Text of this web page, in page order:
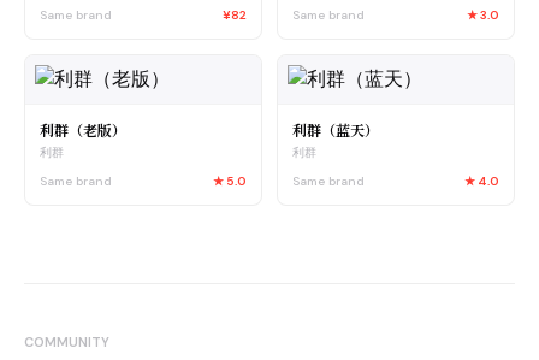
Same brand
¥82
Same brand
★3.0
利群（老版）
利群
Same brand
★ 5.0
利群（蓝天）
利群
Same brand
★ 4.0
COMMUNITY